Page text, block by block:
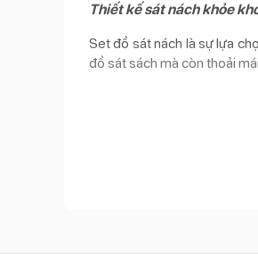
Thiết kế sát nách khỏe
Set đồ sát nách là sự lựa
đồ sát sách mà còn thoải